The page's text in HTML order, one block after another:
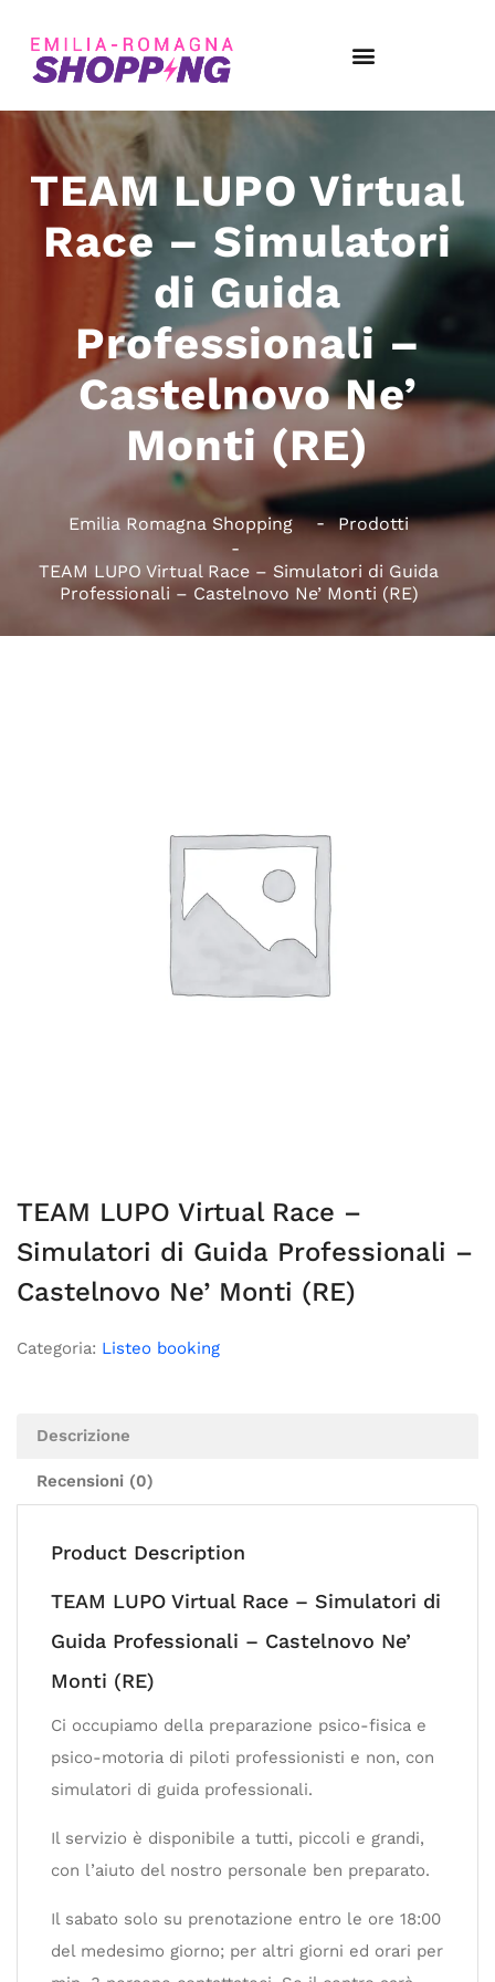
TEAM LUPO Virtual
Race – Simulatori
di Guida
Professionali –
Castelnovo Ne’
Monti (RE)
Emilia Romagna Shopping Prodotti
TEAM LUPO Virtual Race – Simulatori di Guida
Professionali – Castelnovo Ne’ Monti (RE)
TEAM LUPO Virtual Race –
Simulatori di Guida Professionali –
Castelnovo Ne’ Monti (RE)
Categoria: Listeo booking
Descrizione
Recensioni (0)
Product Description
TEAM LUPO Virtual Race – Simulatori di
Guida Professionali – Castelnovo Ne’
Monti (RE)
Ci occupiamo della preparazione psico-fisica e
psico-motoria di piloti professionisti e non, con
simulatori di guida professionali.
Il servizio è disponibile a tutti, piccoli e grandi,
con l’aiuto del nostro personale ben preparato.
Il sabato solo su prenotazione entro le ore 18:00
del medesimo giorno; per altri giorni ed orari per